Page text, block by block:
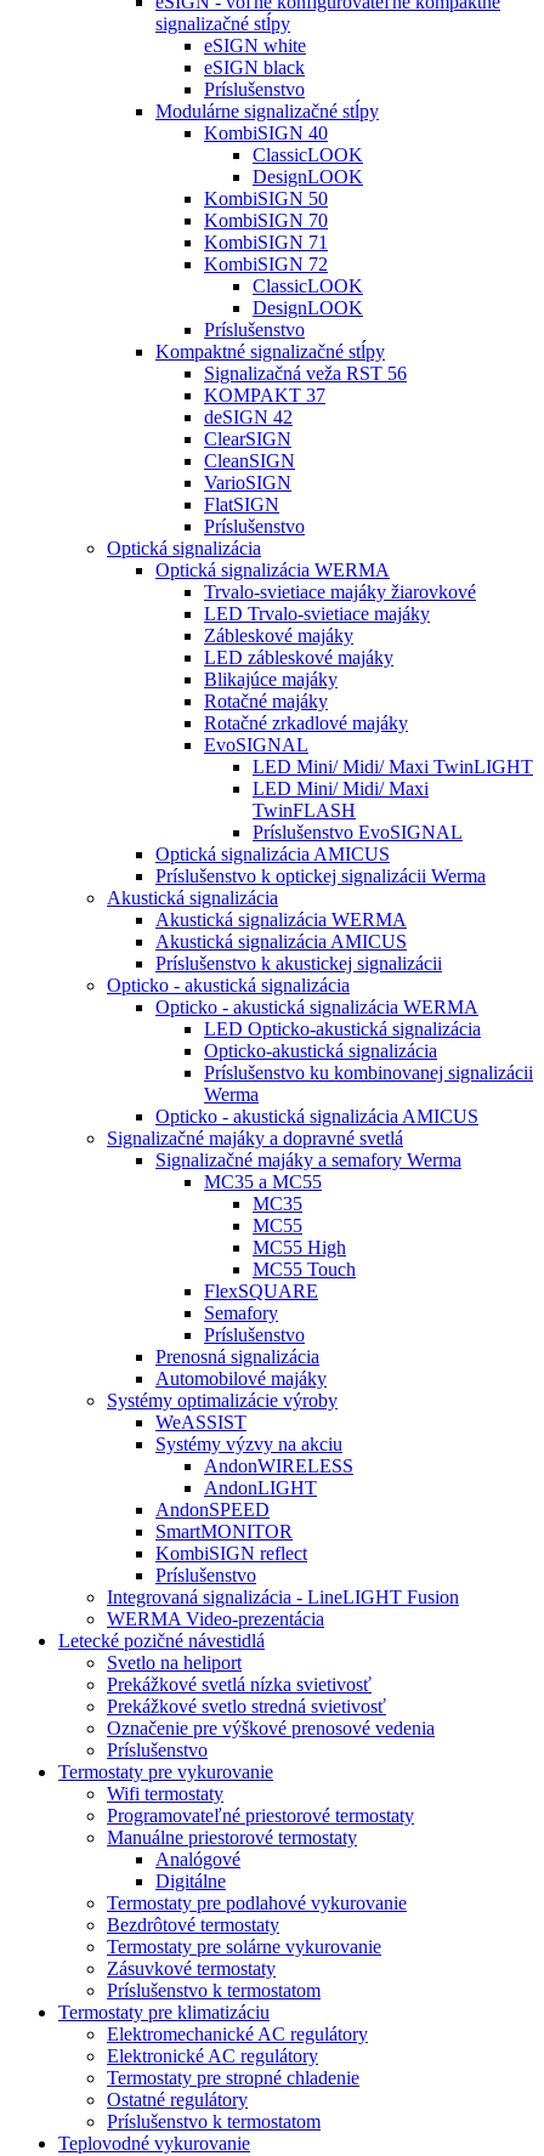
signalizačné stĺpy
eSIGN white
eSIGN black
Príslušenstvo
Modulárne signalizačné stĺpy
KombiSIGN 40
ClassicLOOK
DesignLOOK
KombiSIGN 50
KombiSIGN 70
KombiSIGN 71
KombiSIGN 72
ClassicLOOK
DesignLOOK
Príslušenstvo
Kompaktné signalizačné stĺpy
Signalizačná veža RST 56
KOMPAKT 37
deSIGN 42
ClearSIGN
CleanSIGN
VarioSIGN
FlatSIGN
Príslušenstvo
Optická signalizácia
Optická signalizácia WERMA
Trvalo-svietiace majáky žiarovkové
LED Trvalo-svietiace majáky
Zábleskové majáky
LED zábleskové majáky
Blikajúce majáky
Rotačné majáky
Rotačné zrkadlové majáky
EvoSIGNAL
LED Mini/ Midi/ Maxi TwinLIGHT
LED Mini/ Midi/ Maxi
TwinFLASH
Príslušenstvo EvoSIGNAL
Optická signalizácia AMICUS
Príslušenstvo k optickej signalizácii Werma
Akustická signalizácia
Akustická signalizácia WERMA
Akustická signalizácia AMICUS
Príslušenstvo k akustickej signalizácii
Opticko - akustická signalizácia
Opticko - akustická signalizácia WERMA
LED Opticko-akustická signalizácia
Opticko-akustická signalizácia
Príslušenstvo ku kombinovanej signalizácii
Werma
Opticko - akustická signalizácia AMICUS
Signalizačné majáky a dopravné svetlá
Signalizačné majáky a semafory Werma
MC35 a MC55
MC35
MC55
MC55 High
MC55 Touch
FlexSQUARE
Semafory
Príslušenstvo
Prenosná signalizácia
Automobilové majáky
Systémy optimalizácie výroby
WeASSIST
Systémy výzvy na akciu
AndonWIRELESS
AndonLIGHT
AndonSPEED
SmartMONITOR
KombiSIGN reflect
Príslušenstvo
Integrovaná signalizácia - LineLIGHT Fusion
WERMA Video-prezentácia
Letecké pozičné návestidlá
Svetlo na heliport
Prekážkové svetlá nízka svietivosť
Prekážkové svetlo stredná svietivosť
Označenie pre výškové prenosové vedenia
Príslušenstvo
Termostaty pre vykurovanie
Wifi termostaty
Programovateľné priestorové termostaty
Manuálne priestorové termostaty
Analógové
Digitálne
Termostaty pre podlahové vykurovanie
Bezdrôtové termostaty
Termostaty pre solárne vykurovanie
Zásuvkové termostaty
Príslušenstvo k termostatom
Termostaty pre klimatizáciu
Elektromechanické AC regulátory
Elektronické AC regulátory
Termostaty pre stropné chladenie
Ostatné regulátory
Príslušenstvo k termostatom
Teplovodné vykurovanie